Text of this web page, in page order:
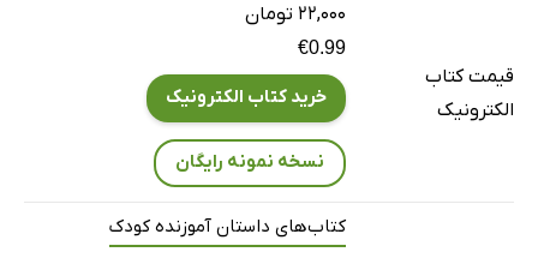
قیمت کتاب
الکترونیک
۲۲,۰۰۰ تومان
€0.99
خرید کتاب الکترونیک
نسخه نمونه رایگان
کتاب‌های داستان آموزنده کودک